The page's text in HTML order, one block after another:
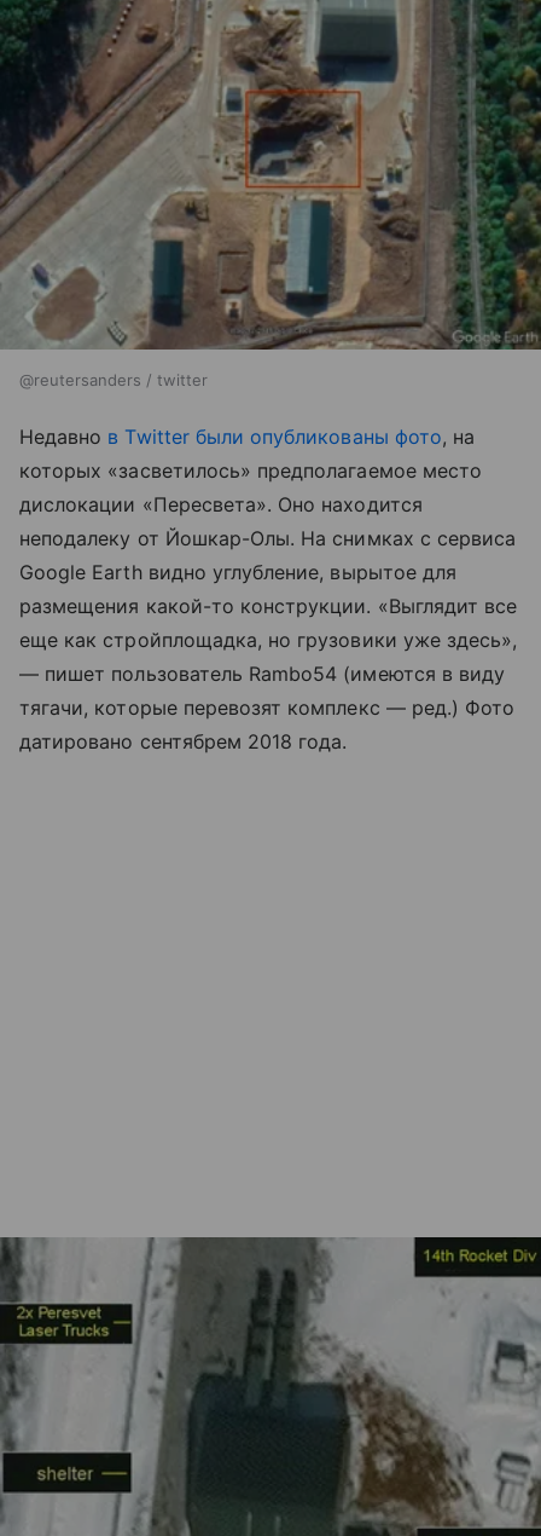
@reutersanders / twitter
Недавно в Twitter были опубликованы фото, на
которых «засветилось» предполагаемое место
дислокации «Пересвета». Оно находится
неподалеку от Йошкар-Олы. На снимках с сервиса
Google Earth видно углубление, вырытое для
размещения какой-то конструкции. «Выглядит все
еще как стройплощадка, но грузовики уже здесь»,
— пишет пользователь Rambo54 (имеются в виду
тягачи, которые перевозят комплекс — ред.) Фото
датировано сентябрем 2018 года.